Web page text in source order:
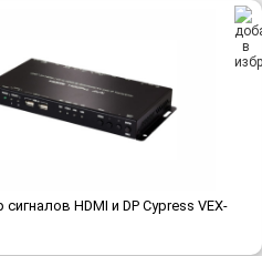
HDMI и DP Cypress VEX-